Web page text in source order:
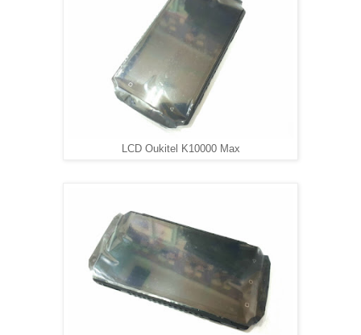
LCD Oukitel K10000 Max